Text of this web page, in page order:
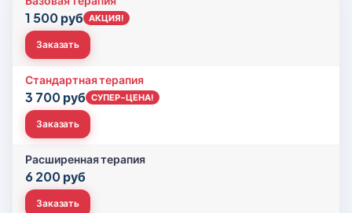
1 500 руб АКЦИЯ!
Заказать
Стандартная терапия
3 700 руб СУПЕР-ЦЕНА!
Заказать
Расширенная терапия
6 200 руб
Заказать